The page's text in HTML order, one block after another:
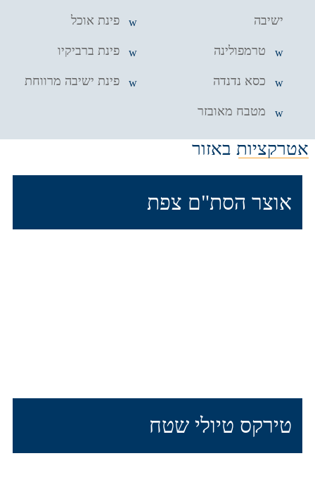
ישיבה פינת אוכל
פינת ברביקיו
פינת ישיבה מרווחת
אטרקציות באזור
אוצר הסת"ם צפת
טירקס טיולי שטח